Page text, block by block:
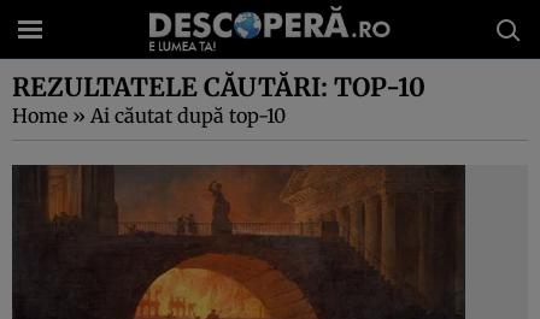
REZULTATELE CĂUTĂRI: TOP-10
Home » Ai căutat după top-10